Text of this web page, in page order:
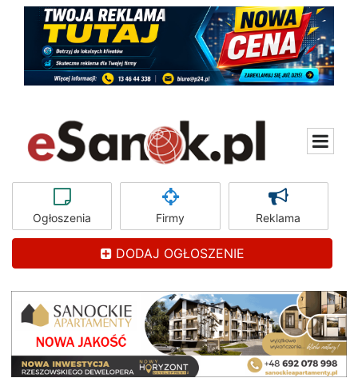
Ogłoszenia Firmy Reklama
DODAJ OGŁOSZENIE